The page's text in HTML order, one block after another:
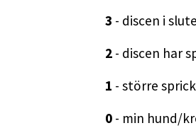
3 - discen i
2 - discen har
1 - större
0 - min hund/